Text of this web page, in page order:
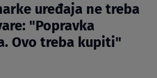
uređaja ne treba
"Popravka
Ovo treba kupiti"